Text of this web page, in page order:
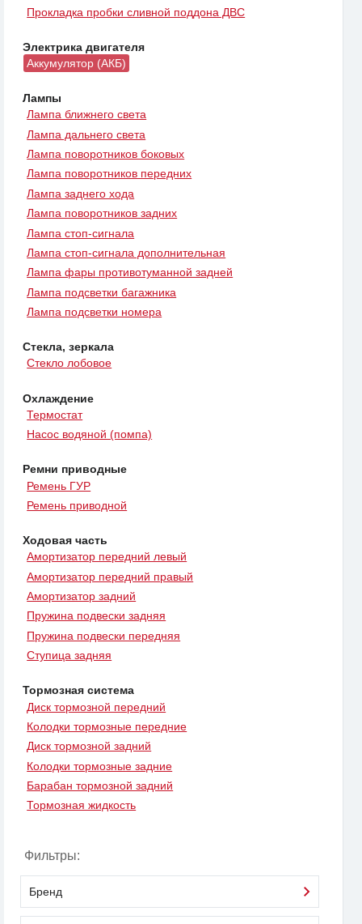
Прокладка пробки сливной поддона ДВС
Электрика двигателя
Аккумулятор (АКБ)
Лампы
Лампа ближнего света
Лампа дальнего света
Лампа поворотников боковых
Лампа поворотников передних
Лампа заднего хода
Лампа поворотников задних
Лампа стоп-сигнала
Лампа стоп-сигнала дополнительная
Лампа фары противотуманной задней
Лампа подсветки багажника
Лампа подсветки номера
Стекла, зеркала
Стекло лобовое
Охлаждение
Термостат
Насос водяной (помпа)
Ремни приводные
Ремень ГУР
Ремень приводной
Ходовая часть
Амортизатор передний левый
Амортизатор передний правый
Амортизатор задний
Пружина подвески задняя
Пружина подвески передняя
Ступица задняя
Тормозная система
Диск тормозной передний
Колодки тормозные передние
Диск тормозной задний
Колодки тормозные задние
Барабан тормозной задний
Тормозная жидкость
Фильтры:
Бренд